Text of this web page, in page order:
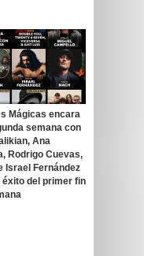
Mágicas encara
semana con
Ana
Rodrigo Cuevas,
Israel Fernández
éxito del primer fin